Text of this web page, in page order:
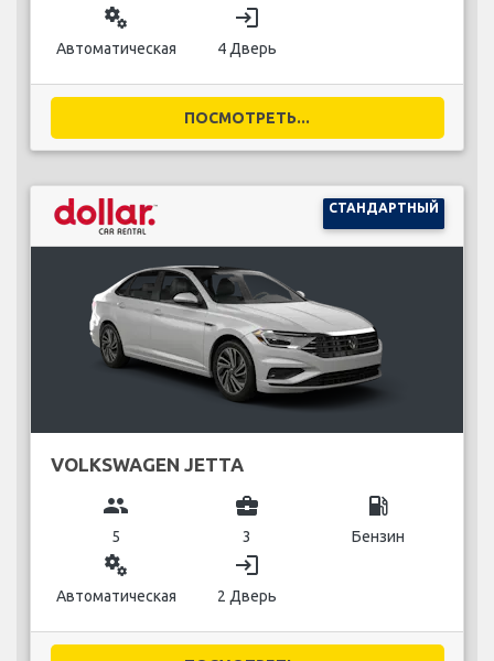
miscellaneous_services
Автоматическая
login
4 Дверь
ПОСМОТРЕТЬ...
СТАНДАРТНЫЙ
VOLKSWAGEN JETTA
group
5
business_center
3
local_gas_station
Бензин
miscellaneous_services
Автоматическая
login
2 Дверь